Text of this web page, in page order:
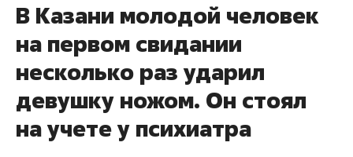
В Казани молодой человек
на первом свидании
несколько раз ударил
девушку ножом. Он стоял
на учете у психиатра